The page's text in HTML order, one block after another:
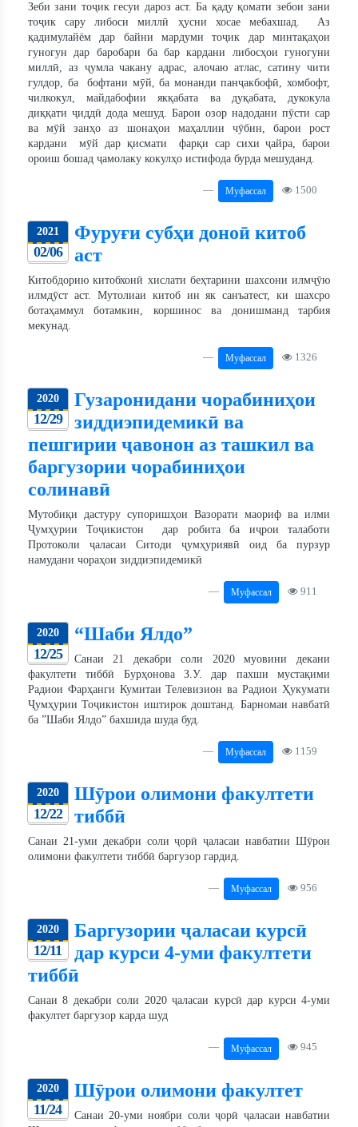
Зеби зани тоҷик гесуи дароз аст. Ба қаду қомати зебои зани
тоҷик сару либоси миллӣ ҳусни хосае мебахшад. Аз
қадимулайём дар байни мардуми тоҷик дар минтақаҳои
гуногун дар баробари ба бар кардани либосҳои гуногуни
миллӣ, аз ҷумла чакану адрас, алочаю атлас, сатину чити
гулдор, ба бофтани мӯй, ба монанди панҷакбофӣ, хомбофт,
чилкокул, майдабофии якқабата ва дуқабата, дукокула
диққати ҷиддӣ дода мешуд. Барои озор надодани пӯсти сар
ва мӯй занҳо аз шонаҳои маҳаллии чӯбин, барои рост
кардани мӯй дар қисмати фарқи сар сихи ҷайра, барои
ороиш бошад ҷамолаку кокулҳо истифода бурда мешуданд.
Муфассал 1500
2021
02/06
Фуруғи субҳи доноӣ китоб
аст
Китобдорию китобхонӣ хислати беҳтарини шахсони илмҷӯю
илмдӯст аст. Мутолиаи китоб ин як санъатест, ки шахсро
ботаҳаммул ботамкин, коршинос ва донишманд тарбия
мекунад.
Муфассал 1326
2020
12/29
Гузаронидани чорабиниҳои
зиддиэпидемикӣ ва
пешгирии ҷавонон аз ташкил ва
баргузории чорабиниҳои
солинавӣ
Мутобиқи дастуру супоришҳои Вазорати маориф ва илми
Ҷумҳурии Тоҷикистон дар робита ба иҷрои талаботи
Протоколи ҷаласаи Ситоди ҷумҳуриявӣ оид ба пурзур
намудани чораҳои зиддиэпидемикӣ
Муфассал 911
2020
12/25
“Шаби Ялдо”
Санаи 21 декабри соли 2020 муовини декани
факултети тиббӣ Бурҳонова З.У. дар пахши мустақими
Радиои Фарҳанги Кумитаи Телевизион ва Радиои Ҳукумати
Ҷумҳурии Тоҷикистон иштирок доштанд. Барномаи навбатӣ
ба ”Шаби Ялдо” бахшида шуда буд.
Муфассал 1159
2020
12/22
Шӯрои олимони факултети
тиббӣ
Санаи 21-уми декабри соли ҷорӣ ҷаласаи навбатии Шӯрои
олимони факултети тиббӣ баргузор гардид.
Муфассал 956
2020
12/11
Баргузории ҷаласаи курсӣ
дар курси 4-уми факултети
тиббӣ
Санаи 8 декабри соли 2020 ҷаласаи курсӣ дар курси 4-уми
факултет баргузор карда шуд
Муфассал 945
2020
11/24
Шӯрои олимони факултет
Санаи 20-уми ноябри соли ҷорӣ ҷаласаи навбатии